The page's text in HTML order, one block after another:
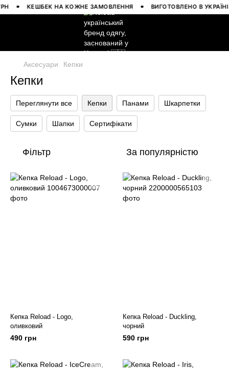
КЕШБЕК НА КОЖНЕ ЗАМОВЛЕННЯ ВИГОТОВЛЕНО В УКРАЇНІ
Аксесуари Кепки
Кепки
Переглянути все Кепки Панами Шкарпетки
Сумки Шапки Сертифікати
Фільтр За популярністю
Кепка Reload - Logo,
оливковий
490 грн
Кепка Reload - Duckling,
чорний
590 грн